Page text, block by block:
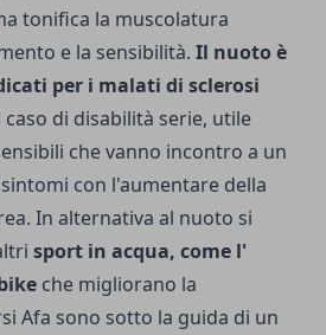
tonifica la muscolatura
e la sensibilità. Il nuoto è
per i malati di sclerosi
caso di disabilità serie, utile
che vanno incontro a un
con l'aumentare della
In alternativa al nuoto si
sport in acqua, come l'
che migliorano la
Afa sono sotto la guida di un